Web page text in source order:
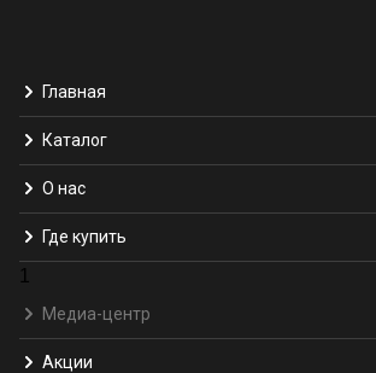
Главная
Каталог
О нас
Где купить
1
Медиа-центр
Акции